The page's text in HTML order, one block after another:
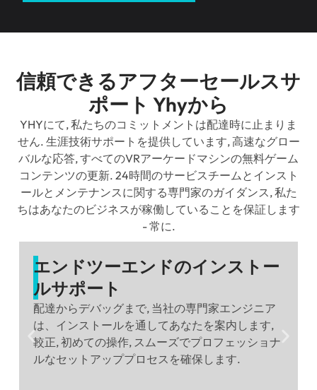
信頼できるアフターセールスサ
ポート Yhyから
YHYにて, 私たちのコミットメントは配達時に止まりま
せん. 生涯技術サポートを提供しています, 高速なグロー
バルな応答, すべてのVRアーケードマシンの無料ゲーム
コンテンツの更新. 24時間のサービスチームとインスト
ールとメンテナンスに関する専門家のガイダンス, 私た
ちはあなたのビジネスが稼働していることを保証します
- 常に.
エンドツーエンドのインストー
ルサポート
配達からデバッグまで, 当社の専門家エンジニア
は、インストールを通してあなたを案内します,
較正, 初めての操作, スムーズでプロフェッショナ
ルなセットアッププロセスを確保します.